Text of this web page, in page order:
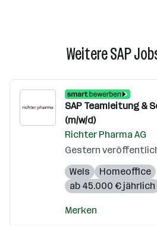
Weitere SAP
SAP Teamleitung &
(m/w/d)
Richter Pharma AG
Gestern
Wels
Homeoffice
ab 45.000 € jährlich
Merken